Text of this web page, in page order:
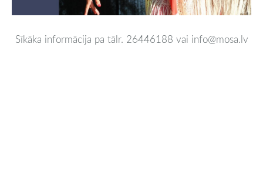
Sīkāka informācija pa tālr. 26446188 vai info@mosa.lv